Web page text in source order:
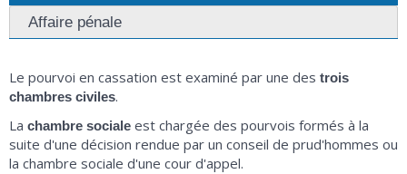
Affaire pénale
Le pourvoi en cassation est examiné par une des trois
chambres civiles.
La chambre sociale est chargée des pourvois formés à la
suite d'une décision rendue par un conseil de prud'hommes ou
la chambre sociale d'une cour d'appel.